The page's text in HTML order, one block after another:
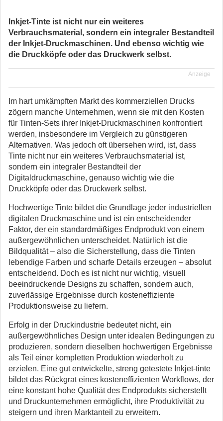
Inkjet-Tinte ist nicht nur ein weiteres
Verbrauchsmaterial, sondern ein integraler Bestandteil
der Inkjet-Druckmaschinen. Und ebenso wichtig wie
die Druckköpfe oder das Druckwerk selbst.
Anzeige
Im hart umkämpften Markt des kommerziellen Drucks
zögern manche Unternehmen, wenn sie mit den Kosten
für Tinten-Sets ihrer Inkjet-Druckmaschinen konfrontiert
werden, insbesondere im Vergleich zu günstigeren
Alternativen. Was jedoch oft übersehen wird, ist, dass
Tinte nicht nur ein weiteres Verbrauchsmaterial ist,
sondern ein integraler Bestandteil der
Digitaldruckmaschine, genauso wichtig wie die
Druckköpfe oder das Druckwerk selbst.
Hochwertige Tinte bildet die Grundlage jeder industriellen
digitalen Druckmaschine und ist ein entscheidender
Faktor, der ein standardmäßiges Endprodukt von einem
außergewöhnlichen unterscheidet. Natürlich ist die
Bildqualität – also die Sicherstellung, dass die Tinten
lebendige Farben und scharfe Details erzeugen – absolut
entscheidend. Doch es ist nicht nur wichtig, visuell
beeindruckende Designs zu schaffen, sondern auch,
zuverlässige Ergebnisse durch kosteneffiziente
Produktionsweise zu liefern.
Erfolg in der Druckindustrie bedeutet nicht, ein
außergewöhnliches Design unter idealen Bedingungen zu
produzieren, sondern dieselben hochwertigen Ergebnisse
als Teil einer kompletten Produktion wiederholt zu
erzielen. Eine gut entwickelte, streng getestete Inkjet-tinte
bildet das Rückgrat eines kosteneffizienten Workflows, der
eine konstant hohe Qualität des Endprodukts sicherstellt
und Druckunternehmen ermöglicht, ihre Produktivität zu
steigern und ihren Marktanteil zu erweitern.